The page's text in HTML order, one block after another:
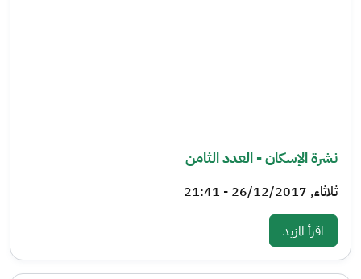
نشرة الإسكان - العدد الثامن
ثلاثاء, 26/12/2017 - 21:41
اقرأ المزيد: نشرة الإسكان - العدد الثامن